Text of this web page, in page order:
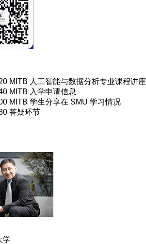
MITB 人工智能与数据分析专业课程讲座
MITB 入学申请信息
MITB 学生分享在 SMU 学习情况
答疑环节
学